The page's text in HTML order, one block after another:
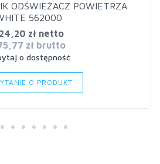
ODŚWIEŻACZ POWIETRZA
562000
zł netto
zł brutto
o dostępność
O PRODUKT